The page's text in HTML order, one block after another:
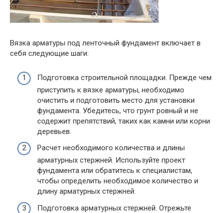
Вязка арматуры под ленточный фундамент включает в
себя следующие шаги:
Подготовка строительной площадки. Прежде чем
приступить к вязке арматуры, необходимо
очистить и подготовить место для установки
фундамента. Убедитесь, что грунт ровный и не
содержит препятствий, таких как камни или корни
деревьев.
Расчет необходимого количества и длины
арматурных стержней. Используйте проект
фундамента или обратитесь к специалистам,
чтобы определить необходимое количество и
длину арматурных стержней.
Подготовка арматурных стержней. Отрежьте